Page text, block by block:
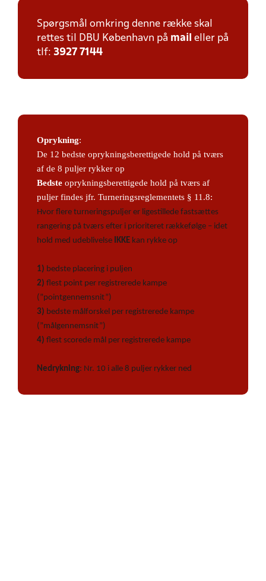
Spørgsmål omkring denne række skal
rettes til DBU København på mail eller på
tlf: 3927 7144
Oprykning:
De 12 bedste oprykningsberettigede hold på tværs
af de 8 puljer rykker op
Bedste oprykningsberettigede hold på tværs af
puljer findes jfr. Turneringsreglementets § 11.8:
Hvor flere turneringspuljer er ligestillede fastsættes
rangering på tværs efter i prioriteret rækkefølge – idet
hold med udeblivelse IKKE kan rykke op
1) bedste placering i puljen
2) flest point per registrerede kampe
(”pointgennemsnit”)
3) bedste målforskel per registrerede kampe
(”målgennemsnit”)
4) flest scorede mål per registrerede kampe
Nedrykning: Nr. 10 i alle 8 puljer rykker ned